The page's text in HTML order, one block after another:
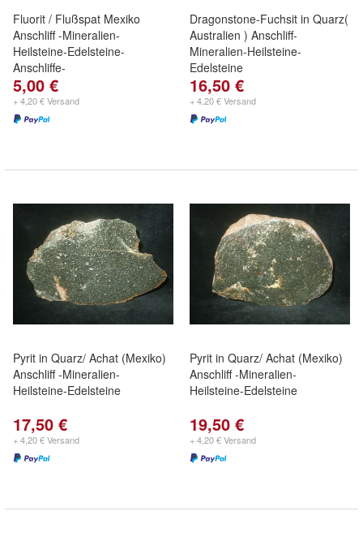
Fluorit / Flußspat Mexiko
Anschliff -Mineralien-
Heilsteine-Edelsteine-
Anschliffe-
5,00 €
+ 4,20 € Versand
Dragonstone-Fuchsit in Quarz(
Australien ) Anschliff-
Mineralien-Heilsteine-
Edelsteine
16,50 €
+ 4,20 € Versand
Pyrit in Quarz/ Achat (Mexiko)
Anschliff -Mineralien-
Heilsteine-Edelsteine
17,50 €
+ 4,20 € Versand
Pyrit in Quarz/ Achat (Mexiko)
Anschliff -Mineralien-
Heilsteine-Edelsteine
19,50 €
+ 4,20 € Versand